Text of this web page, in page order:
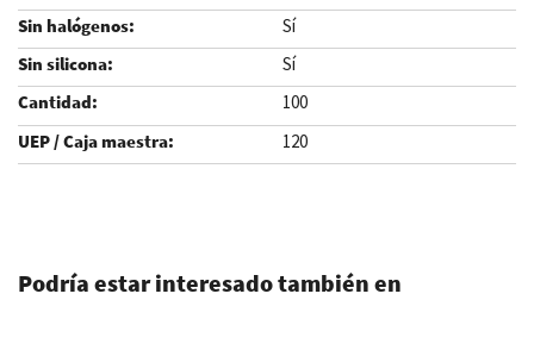
Sí
Sí
100
120
Podría estar interesado también en